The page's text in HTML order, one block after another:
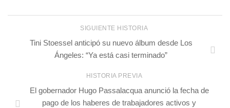
SIGUIENTE HISTORIA
Tini Stoessel anticipó su nuevo álbum desde Los
Ángeles: “Ya está casi terminado”
HISTORIA PREVIA
El gobernador Hugo Passalacqua anunció la fecha de
pago de los haberes de trabajadores activos y